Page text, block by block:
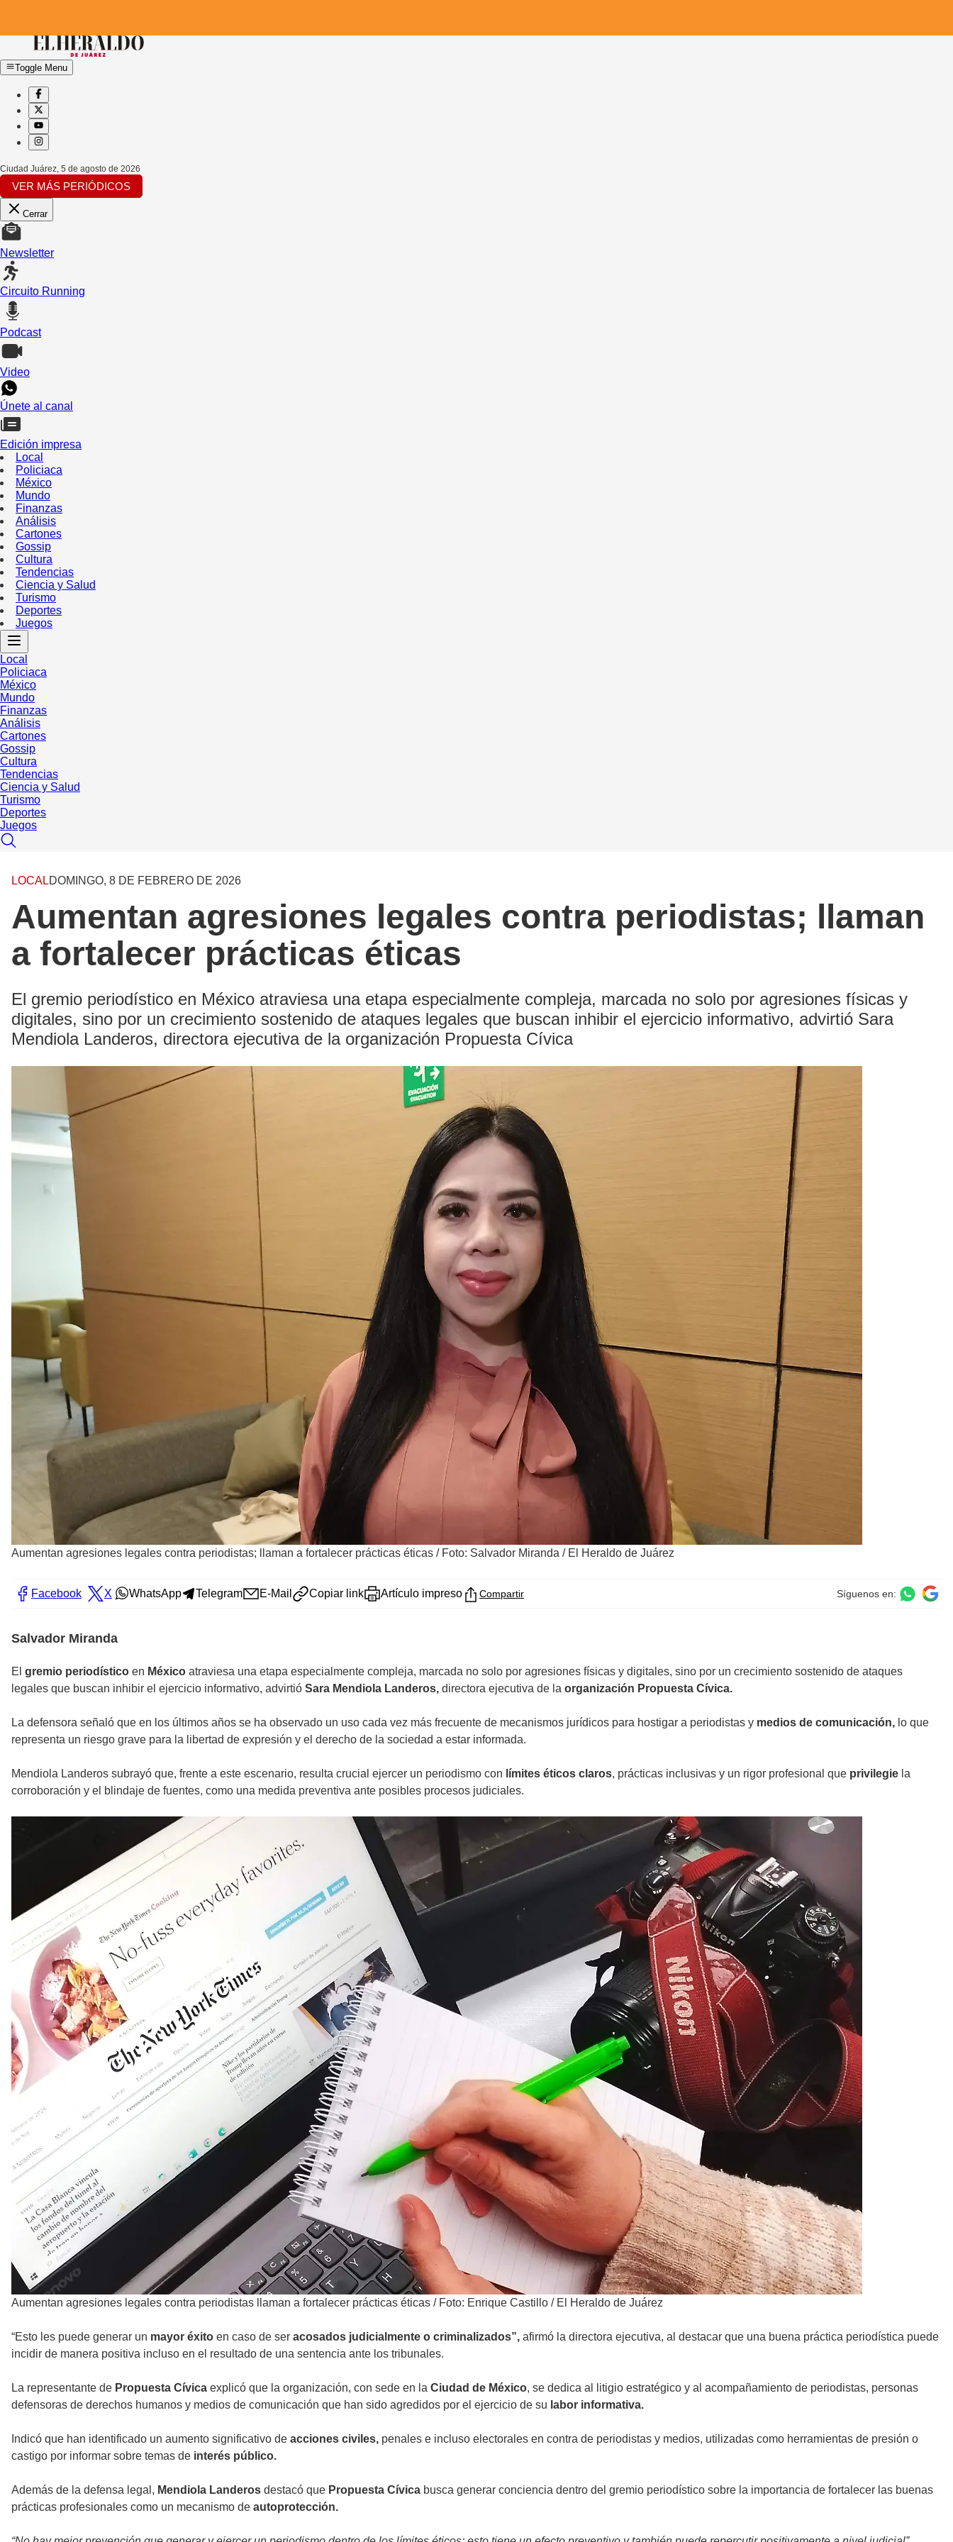
Toggle Menu
Ciudad Juárez 5 de agosto de 2026
VER MÁS PERIÓDICOS
Cerrar
Newsletter
Circuito Running
Podcast
Video
Únete al canal
Edición impresa
Local
Policiaca
México
Mundo
Finanzas
Análisis
Cartones
Gossip
Cultura
Tendencias
Ciencia y Salud
Turismo
Deportes
Juegos
Local
Policiaca
México
Mundo
Finanzas
Análisis
Cartones
Gossip
Cultura
Tendencias
Ciencia y Salud
Turismo
Deportes
Juegos
LOCALDOMINGO, 8 DE FEBRERO DE 2026
Aumentan agresiones legales contra periodistas; llaman
a fortalecer prácticas éticas
El gremio periodístico en México atraviesa una etapa especialmente compleja, marcada no solo por agresiones físicas y
digitales, sino por un crecimiento sostenido de ataques legales que buscan inhibir el ejercicio informativo, advirtió Sara
Mendiola Landeros, directora ejecutiva de la organización Propuesta Cívica
Aumentan agresiones legales contra periodistas; llaman a fortalecer prácticas éticas / Foto: Salvador Miranda / El Heraldo de Juárez
Facebook X WhatsApp Telegram E-Mail Copiar link Artículo impreso Compartir Síguenos en:
Salvador Miranda
El gremio periodístico en México atraviesa una etapa especialmente compleja, marcada no solo por agresiones físicas y digitales, sino por un crecimiento sostenido de ataques
legales que buscan inhibir el ejercicio informativo, advirtió Sara Mendiola Landeros, directora ejecutiva de la organización Propuesta Cívica.
La defensora señaló que en los últimos años se ha observado un uso cada vez más frecuente de mecanismos jurídicos para hostigar a periodistas y medios de comunicación, lo que
representa un riesgo grave para la libertad de expresión y el derecho de la sociedad a estar informada.
Mendiola Landeros subrayó que, frente a este escenario, resulta crucial ejercer un periodismo con límites éticos claros, prácticas inclusivas y un rigor profesional que privilegie la
corroboración y el blindaje de fuentes, como una medida preventiva ante posibles procesos judiciales.
Aumentan agresiones legales contra periodistas llaman a fortalecer prácticas éticas / Foto: Enrique Castillo / El Heraldo de Juárez
“Esto les puede generar un mayor éxito en caso de ser acosados judicialmente o criminalizados”, afirmó la directora ejecutiva, al destacar que una buena práctica periodística puede
incidir de manera positiva incluso en el resultado de una sentencia ante los tribunales.
La representante de Propuesta Cívica explicó que la organización, con sede en la Ciudad de México, se dedica al litigio estratégico y al acompañamiento de periodistas, personas
defensoras de derechos humanos y medios de comunicación que han sido agredidos por el ejercicio de su labor informativa.
Indicó que han identificado un aumento significativo de acciones civiles, penales e incluso electorales en contra de periodistas y medios, utilizadas como herramientas de presión o
castigo por informar sobre temas de interés público.
Además de la defensa legal, Mendiola Landeros destacó que Propuesta Cívica busca generar conciencia dentro del gremio periodístico sobre la importancia de fortalecer las buenas
prácticas profesionales como un mecanismo de autoprotección.